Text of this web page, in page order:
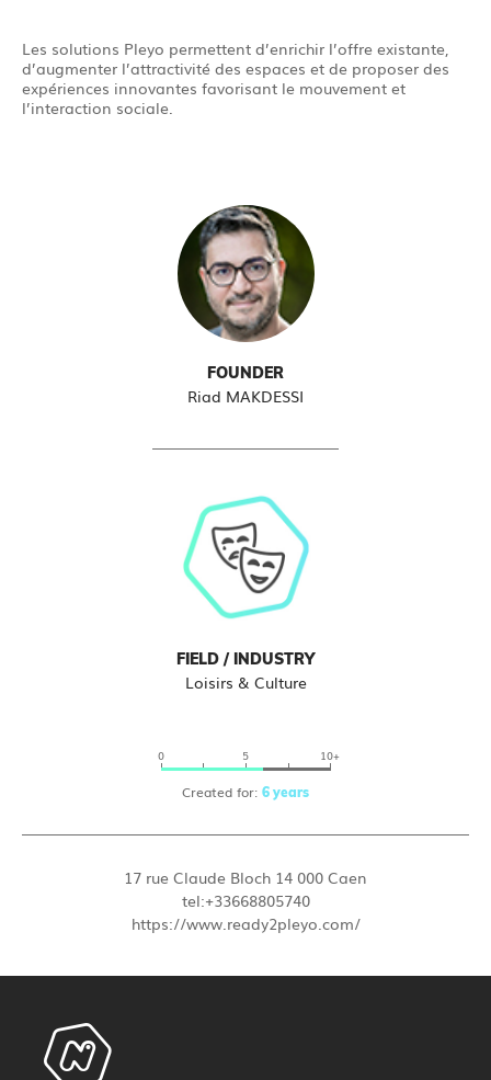
Les solutions Pleyo permettent d’enrichir l’offre existante,
d’augmenter l’attractivité des espaces et de proposer des
expériences innovantes favorisant le mouvement et
l’interaction sociale.
FOUNDER
Riad MAKDESSI
FIELD / INDUSTRY
Loisirs & Culture
0 5 10+
Created for: 6 years
17 rue Claude Bloch 14 000 Caen
tel:+33668805740
https://www.ready2pleyo.com/